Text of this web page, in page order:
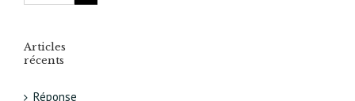
Articles
récents
Réponse